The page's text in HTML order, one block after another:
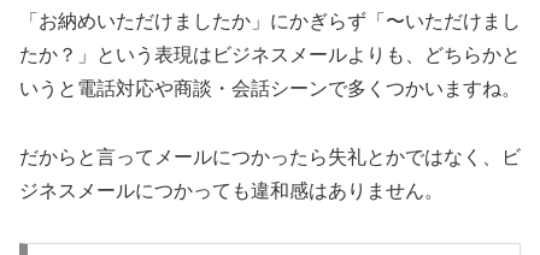
「お納めいただけましたか」にかぎらず「〜いただけまし
たか？」という表現はビジネスメールよりも、どちらかと
いうと電話対応や商談・会話シーンで多くつかいますね。
だからと言ってメールにつかったら失礼とかではなく、ビ
ジネスメールにつかっても違和感はありません。